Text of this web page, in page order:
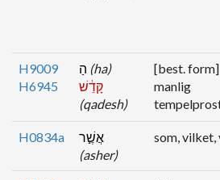
H9009
H6945
(ha)
קָּדֵ֔שׁ
(qadesh)
[best. form]
manlig
H0834a
אֲשֶׁ֣ר
(asher)
som, vilket,